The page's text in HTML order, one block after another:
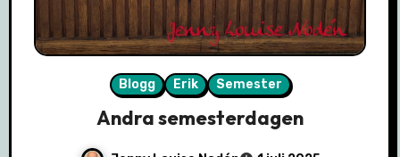
Blogg Erik Semester
Andra semesterdagen